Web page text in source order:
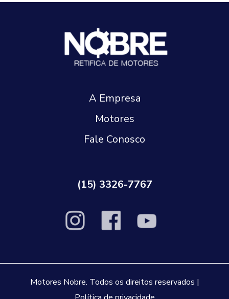
A Empresa
Motores
Fale Conosco
(15) 3326-7767
Motores Nobre. Todos os direitos reservados |